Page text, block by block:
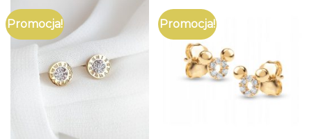
Promocja! Promocja!